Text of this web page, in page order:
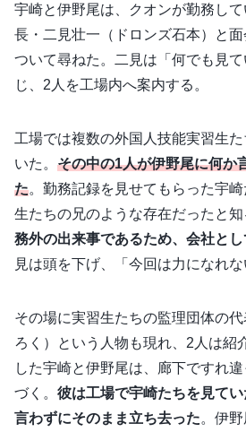
宇崎と伊野尾は、クオンが勤務し
長・二見壮一（ドロンズ石本）と
ついて尋ねた。二見は「何でも見
じ、2人を工場内へ案内する。
工場では複数の外国人技能実習生
いた。 その中の1人が伊野尾に何か
た。勤務記録を見せてもらった宇
生たちの兄のような存在だったと知
務外の出来事であるため、会社と
見は頭を下げ、「今回は力になれな
その場に実習生たちの監理団体の
ろく）という人物も現れ、2人は紹
した宇崎と伊野尾は、廊下ですれ
づく。 彼は工場で宇崎たちを見て
言わずにそのまま立ち去った。伊